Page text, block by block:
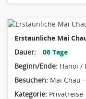
Erstaunliche Mai
Dauer:
06 Tage
Beginn/Ende: Hanoi /
Besuchen: Mai Chau
Kategorie: Privatreise